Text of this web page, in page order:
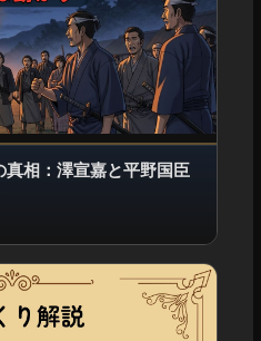
相：澤宣嘉と平野国臣